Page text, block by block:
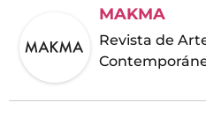
MAKMA
Revista de